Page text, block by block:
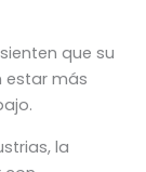
que su
estar más
la